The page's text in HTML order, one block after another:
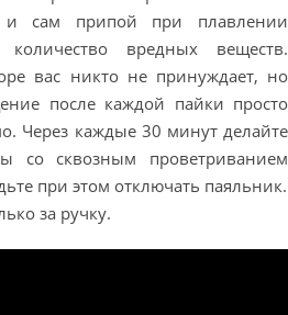
и сам припой при плавлении
вредных веществ.
вас никто не принуждает, но
после каждой пайки просто
Через каждые 30 минут делайте
со сквозным проветриванием
при этом отключать паяльник.
за ручку.